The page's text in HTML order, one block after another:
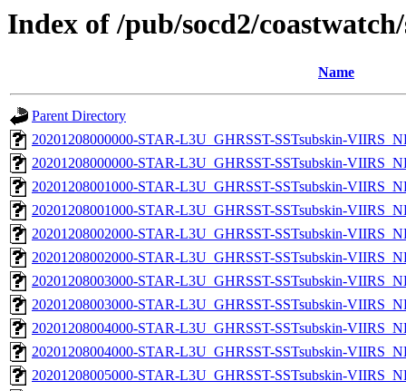
Index of /pub/socd2/
Name
Parent Directory
20201208000000-STAR-L3U_GHRSST-SSTsubskin-
20201208000000-STAR-L3U_GHRSST-SSTsubskin-
20201208001000-STAR-L3U_GHRSST-SSTsubskin-
20201208001000-STAR-L3U_GHRSST-SSTsubskin-
20201208002000-STAR-L3U_GHRSST-SSTsubskin-
20201208002000-STAR-L3U_GHRSST-SSTsubskin-
20201208003000-STAR-L3U_GHRSST-SSTsubskin-
20201208003000-STAR-L3U_GHRSST-SSTsubskin-
20201208004000-STAR-L3U_GHRSST-SSTsubskin-
20201208004000-STAR-L3U_GHRSST-SSTsubskin-
20201208005000-STAR-L3U_GHRSST-SSTsubskin-